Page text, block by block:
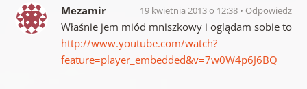
Mezamir 19 kwietnia 2013 o 12:38 Odpowiedz
Właśnie jem miód mniszkowy i oglądam sobie to
http://www.youtube.com/watch?
feature=player_embedded&v=7w0W4p6J6BQ